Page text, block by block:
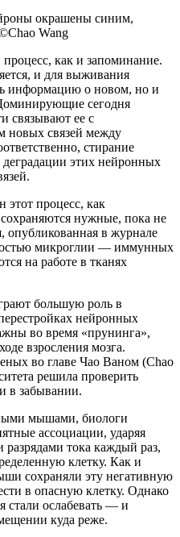
окрашены синим,
Wang
как и запоминание.
и для выживания
информацию о новом, но и
сегодня
связывают ее с
новых связей между
стирание
этих нейронных
этот процесс, как
нужные, пока не
опубликованная в журнале
микроглии — иммунных
на работе в тканях
большую роль в
нейронных
во время «прунинга»,
взросления мозга.
во главе Чао Ваном (Chao
решила проверить
в забывании.
мышами, биологи
ассоциации, ударяя
тока каждый раз,
клетку. Как и
сохраняли эту негативную
в опасную клетку. Однако
стали ослабевать — и
куда реже.